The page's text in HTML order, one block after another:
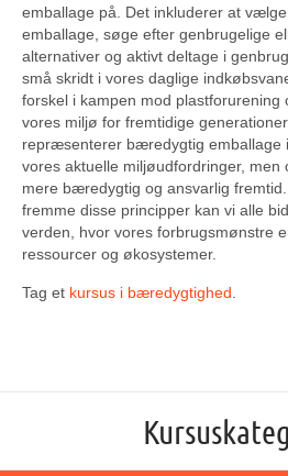
emballage på. Det inkluderer at
emballage, søge efter genbrugelige
alternativer og aktivt deltage i
små skridt i vores daglige
forskel i kampen mod plastforurening
vores miljø for fremtidige
repræsenterer bæredygtig emballage
vores aktuelle miljøudfordringer, men
mere bæredygtig og ansvarlig
fremme disse principper kan vi alle
verden, hvor vores forbrugsmønstre
ressourcer og økosystemer.
Tag et kursus i bæredygtighed